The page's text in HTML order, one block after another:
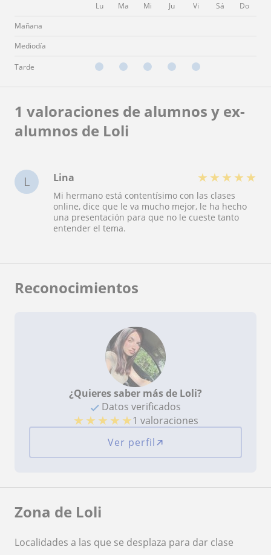
Lu Ma Mi Ju Vi Sá
Do
Mañana
Mediodía
Tarde
1 valoraciones de alumnos y ex-
alumnos de Loli
L Lina ★ ★ ★ ★ ★
Mi hermano está contentísimo con las clases
online, dice que le va mucho mejor, le ha hecho
una presentación para que no le cueste tanto
entender el tema.
Reconocimientos
¿Quieres saber más de Loli?
Datos verificados
★ ★ ★ ★ ★1 valoraciones
Ver perfil
Zona de Loli
Localidades a las que se desplaza para dar clase